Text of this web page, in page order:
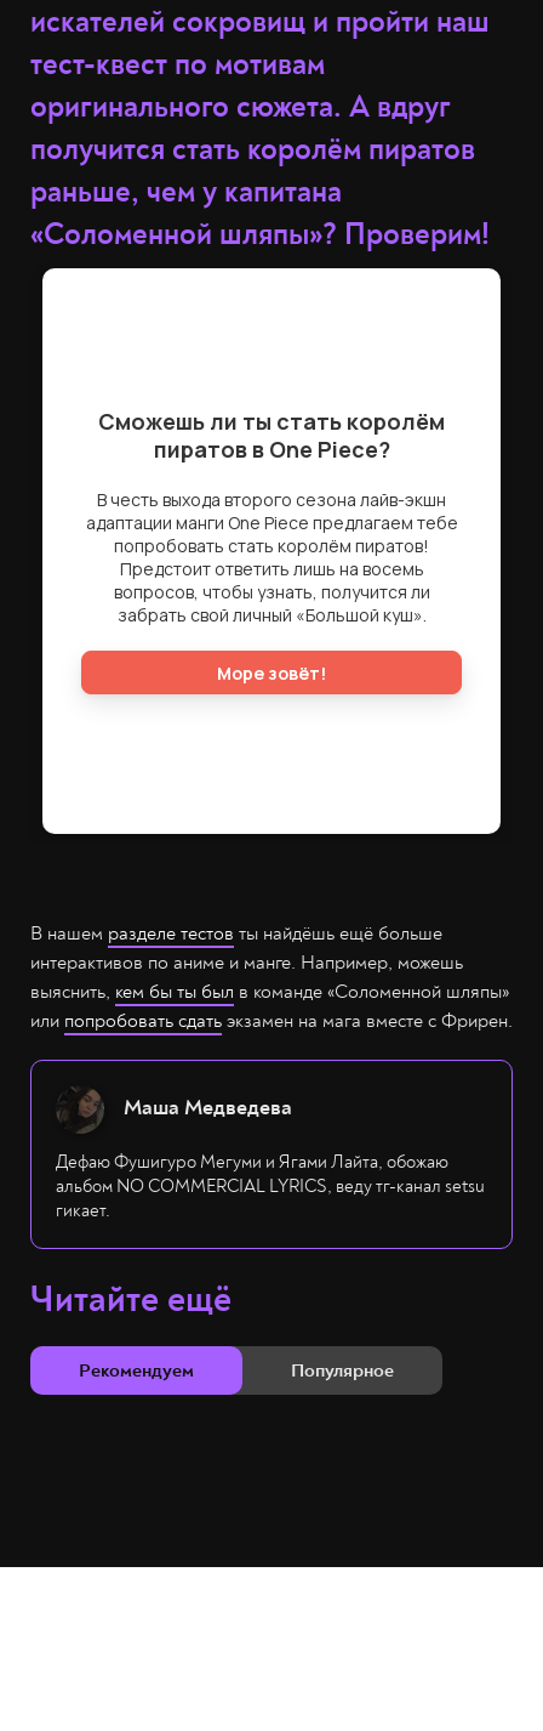
искателей сокровищ и пройти наш
тест-квест по мотивам
оригинального сюжета. А вдруг
получится стать королём пиратов
раньше, чем у капитана
«Соломенной шляпы»? Проверим!
В нашем разделе тестов ты найдёшь ещё больше
интерактивов по аниме и манге. Например, можешь
выяснить, кем бы ты был в команде «Соломенной шляпы»
или попробовать сдать экзамен на мага вместе с Фрирен.
Маша Медведева
Дефаю Фушигуро Мегуми и Ягами Лайта, обожаю
альбом NO COMMERCIAL LYRICS, веду тг-канал setsu
гикает.
Читайте ещё
Рекомендуем Популярное